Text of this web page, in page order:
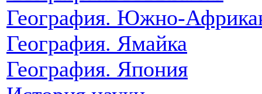
География. Южно-
География. Ямайка
География. Япония